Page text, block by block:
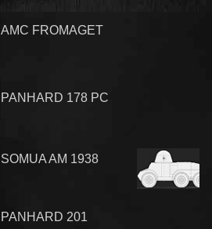
AMC FROMAGET
PANHARD 178 PC
SOMUA AM 1938
PANHARD 201